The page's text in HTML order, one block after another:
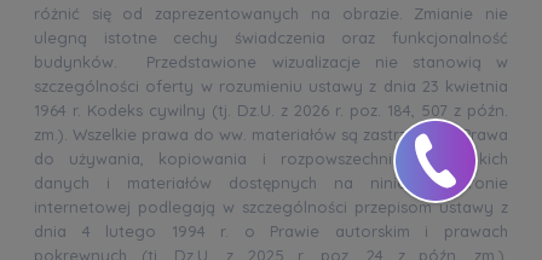
różnić się od zaprezentowanych na obrazie. Zmianie nie
ulegną istotne cechy świadczenia oraz funkcjonalność
budynków. Przedstawione wizualizacje nie stanowią w
szczególności oferty w rozumieniu ustawy z dnia 23 kwietnia
1964 r. Kodeks cywilny (tj. Dz.U. z 2026 r. poz. 184, 507 z późn.
zm.). Wszelkie prawa do ww. materiałów są zastrzeżone. Prawa
do używania, kopiowania i rozpowszechniania wszelkich
danych i materiałów dostępnych na niniejszej stronie
internetowej podlegają w szczególności przepisom ustawy z
dnia 4 lutego 1994 r. o Prawie autorskim i prawach
pokrewnych (tj. Dz.U. z 2025 r. poz. 24 z późn. zm.).